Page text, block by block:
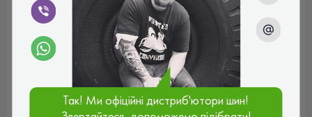
225/70 R16
225/75 R16
225/75 R16С
235/60 R16
235/70 R16
255/70 R16
Так! Ми офіційні дистриб'ютори шин!